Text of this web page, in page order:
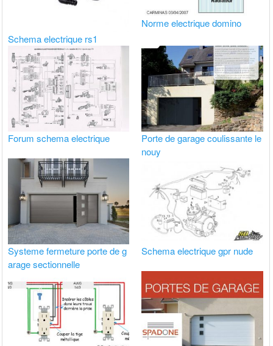
Schema electrique rs1
Norme electrique domino
Forum schema electrique
Porte de garage coulissante le
nouy
Systeme fermeture porte de g
arage sectionnelle
Schema electrique gpr nude